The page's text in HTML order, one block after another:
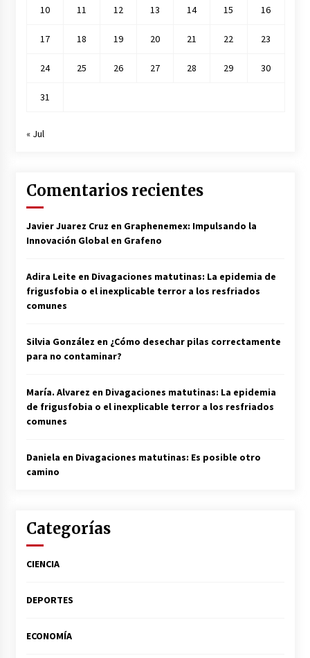
10 11 12 13 14 15 16
17 18 19 20 21 22 23
24 25 26 27 28 29 30
31
« Jul
Comentarios recientes
Javier Juarez Cruz en Graphenemex: Impulsando la
Innovación Global en Grafeno
Adira Leite en Divagaciones matutinas: La epidemia de
frigusfobia o el inexplicable terror a los resfriados
comunes
Silvia González en ¿Cómo desechar pilas correctamente
para no contaminar?
María. Alvarez en Divagaciones matutinas: La epidemia
de frigusfobia o el inexplicable terror a los resfriados
comunes
Daniela en Divagaciones matutinas: Es posible otro
camino
Categorías
CIENCIA
DEPORTES
ECONOMÍA